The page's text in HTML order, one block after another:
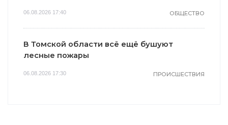
06.08.2026 17:40 ОБЩЕСТВО
В Томской области всё ещё бушуют
лесные пожары
06.08.2026 17:30 ПРОИСШЕСТВИЯ